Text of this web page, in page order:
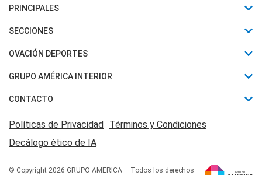
PRINCIPALES
Últimas Noticias
Política
Judiciales
Economia
SECCIONES
Horóscopo
Motores
Trucos caseros
Series y Películas
Edictos y Solicitadas
OVACIÓN DEPORTES
Fútbol
Mundial
Automovilismo
Rugby
Tenis
Básquet
GRUPO AMÉRICA INTERIOR
Canal 7 en Vivo
San Juan 8
CONTACTO
Acerca de Nosotros
Contactanos
Políticas de Privacidad Términos y Condiciones
Decálogo ético de IA
© Copyright 2026 GRUPO AMERICA – Todos los derechos